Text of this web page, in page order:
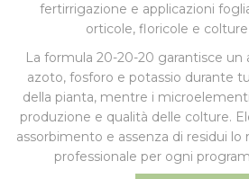
fertirrigazione e applicazioni
orticole, floricole e
La formula 20-20-20 garantisce un
azoto, fosforo e potassio durante
della pianta, mentre i
produzione e qualità delle colture.
assorbimento e assenza di residui lo
professionale per ogni